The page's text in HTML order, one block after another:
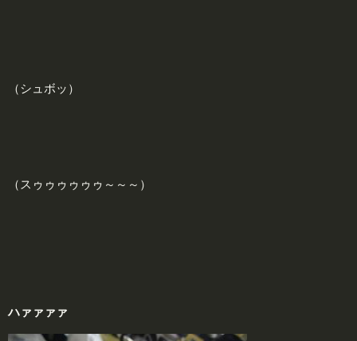
（シュボッ）
（スゥゥゥゥゥゥ～～～）
ハァァァァ